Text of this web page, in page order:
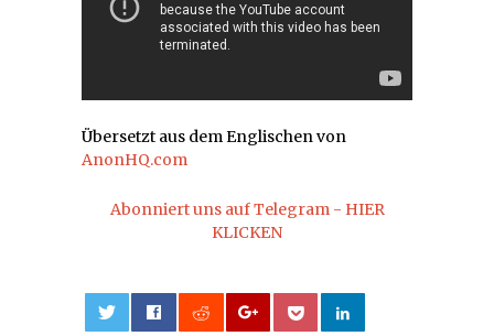
Übersetzt aus dem Englischen von
AnonHQ.com
Abonniert uns auf Telegram - HIER
KLICKEN